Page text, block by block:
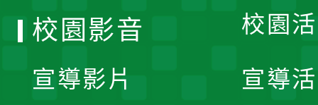
校園
宣導
校園影音
宣導影片